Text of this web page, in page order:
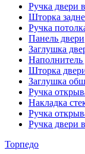
Ручка двери
Шторка
Ручка
Панель двери
Заглушка
Наполнитель
Шторка
Заглушка
Ручка
Накладка
Ручка
Ручка двери
Торпедо